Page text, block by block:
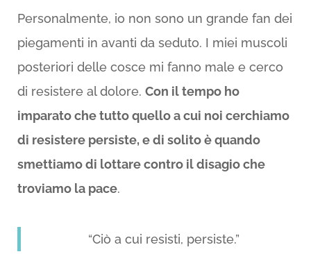
Personalmente, io non sono un grande fan dei
piegamenti in avanti da seduto. I miei muscoli
posteriori delle cosce mi fanno male e cerco
di resistere al dolore. Con il tempo ho
imparato che tutto quello a cui noi cerchiamo
di resistere persiste, e di solito è quando
smettiamo di lottare contro il disagio che
troviamo la pace.
“Ciò a cui resisti, persiste.”